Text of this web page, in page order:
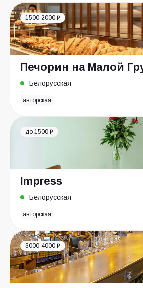
1500-2000 ₽
Печорин на Малой
Белорусская
авторская
до 1500 ₽
Impress
Белорусская
авторская
3000-4000 ₽